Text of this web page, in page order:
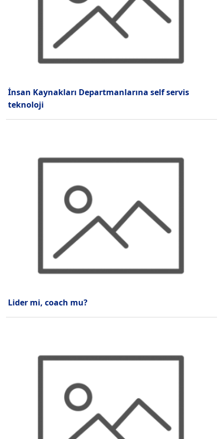
İnsan Kaynakları Departmanlarına self servis
teknoloji
Lider mi, coach mu?